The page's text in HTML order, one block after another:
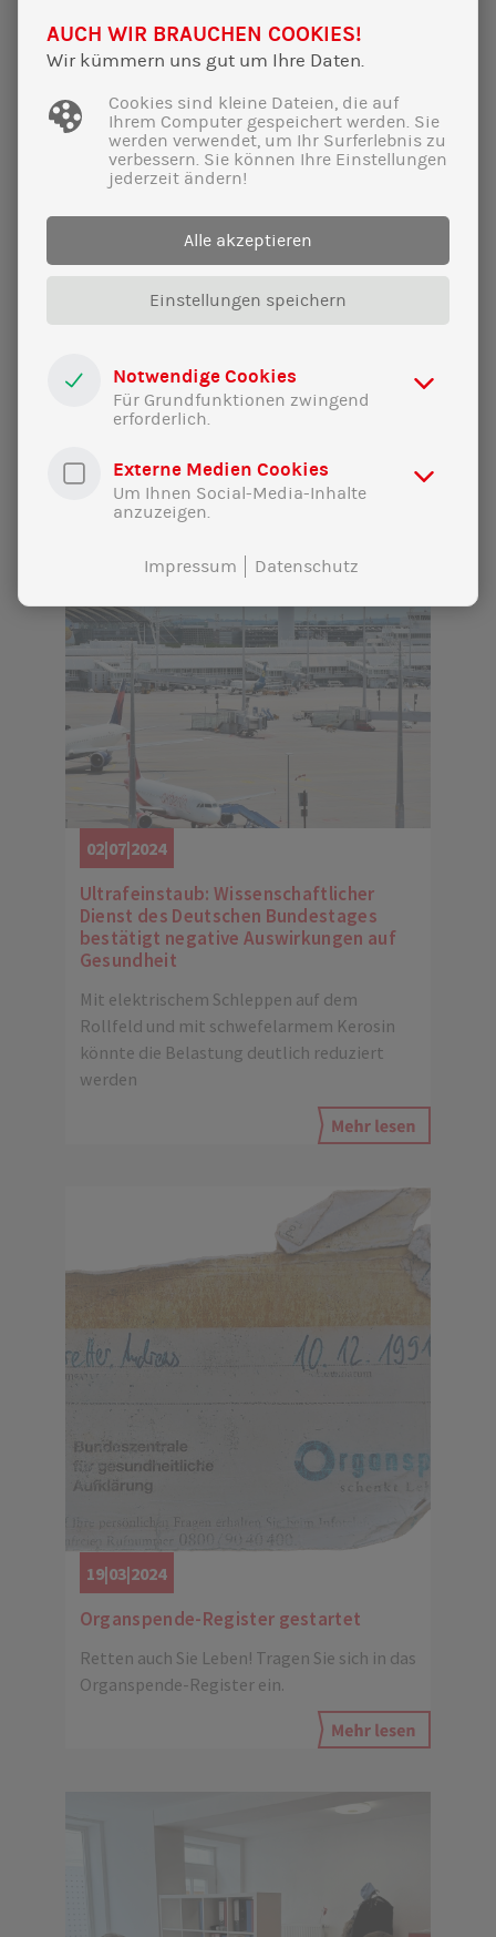
17|10|2024
Krankenhausreform sichert Kliniken im
ländlichen Raum
Wir verringern den ökonomischen Druck auf
die Krankenhäuser. Das wird auch die
02|07|2024
Ultrafeinstaub: Wissenschaftlicher
Dienst des Deutschen Bundestages
bestätigt negative Auswirkungen auf
Gesundheit
Mit elektrischem Schleppen auf dem
Rollfeld und mit schwefelarmem Kerosin
könnte die Belastung deutlich reduziert
werden
19|03|2024
Organspende-Register gestartet
Retten auch Sie Leben! Tragen Sie sich in das
Organspende-Register ein.
AUCH WIR BRAUCHEN COOKIES!
Wir kümmern uns gut um Ihre Daten.
Cookies sind kleine Dateien, die auf
Ihrem Computer gespeichert werden. Sie
werden verwendet, um Ihr Surferlebnis zu
verbessern. Sie können Ihre Einstellungen
jederzeit ändern!
Alle akzeptieren
Einstellungen speichern
Notwendige Cookies
Für Grundfunktionen zwingend
erforderlich.
Externe Medien Cookies
Um Ihnen Social-Media-Inhalte
anzuzeigen.
Impressum Datenschutz